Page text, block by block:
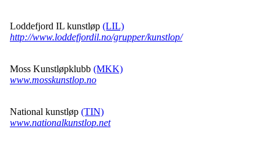
Loddefjord IL kunstløp (LIL)
http://www.loddefjordil.no/grupper/kunstlop/
Moss Kunstløpklubb (MKK)
www.mosskunstlop.no
National kunstløp (TIN)
www.nationalkunstlop.net